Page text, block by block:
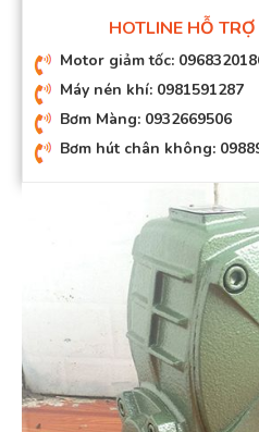
HOTLINE HỖ
Motor giảm tốc:
Máy nén khí: 0981591287
Bơm Màng: 0932669506
Bơm hút chân không: